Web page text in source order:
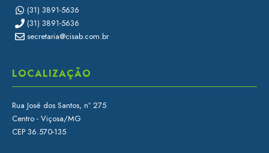
(31) 3891-5636
(31) 3891-5636
secretaria@cisab.com.br
LOCALIZAÇÃO
Rua José dos Santos, nº 275
Centro - Viçosa/MG
CEP 36.570-135